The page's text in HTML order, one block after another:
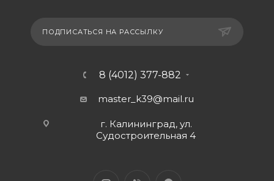
ПОДПИСАТЬСЯ НА РАССЫЛКУ
8 (4012) 377-882
master_k39@mail.ru
г. Калининград, ул.
Судостроительная 4